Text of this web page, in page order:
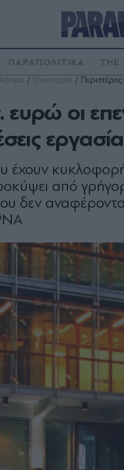
ΠΑΡΑΠΟΛΙΤΙΚΑ THE
κόσμο Οικονομία
οι
έχουν
από
δεν